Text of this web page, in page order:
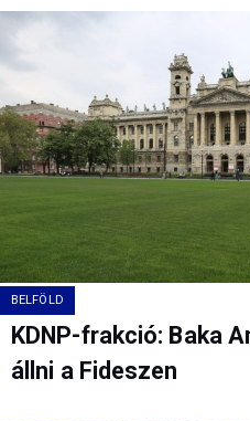
BELFÖLD
KDNP-frakció: Baka
állni a Fideszen